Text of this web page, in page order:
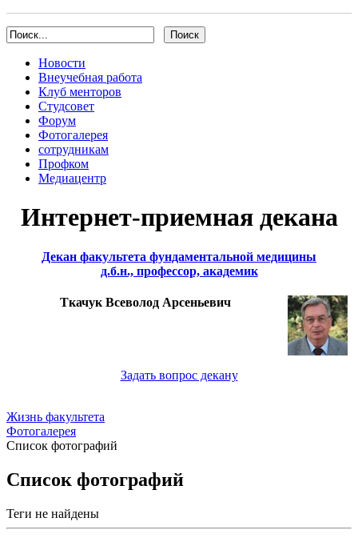
Новости
Внеучебная работа
Клуб менторов
Студсовет
Форум
Фотогалерея
сотрудникам
Профком
Медиацентр
Интернет-приемная декана
Декан факультета фундаментальной медицины
д.б.н., профессор, академик
Ткачук Всеволод Арсеньевич
Задать вопрос декану
Жизнь факультета
Фотогалерея
Список фотографий
Список фотографий
Теги не найдены